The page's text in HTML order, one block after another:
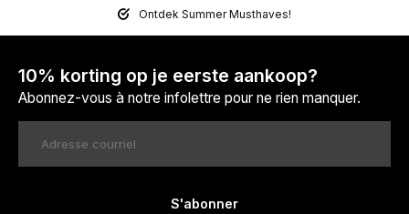
Ontdek Summer Musthaves!
10% korting op je eerste aankoop?
Abonnez-vous à notre infolettre pour ne rien manquer.
S'abonner